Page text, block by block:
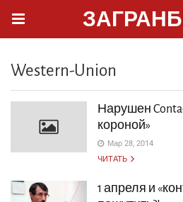
Western-Union
Нарушен
короной»
Мар 28, 2014
ЧИТАТЬ
1 апреля и